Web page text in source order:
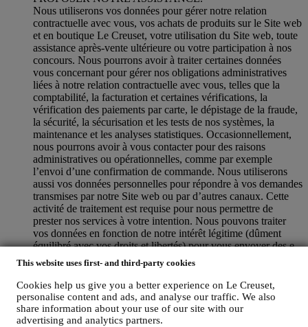
This website uses first- and third-party cookies
Cookies help us give you a better experience on Le Creuset,
personalise content and ads, and analyse our traffic. We also
share information about your use of our site with our
advertising and analytics partners.
Nous utiliserons vos données pour gérer notre relation
contractuelle avec vous, vos achats de produits sur le Site web
et en boutique Le Creuset, votre utilisation du Site web, toute
assistance après-vente ultérieure ou votre participation à nos
concours. Nous pourrons avoir à traiter certaines données
vous concernant pour gérer nos obligations administratives
liées à notre relation contractuelle avec vous, telles que la
comptabilité, la facturation et certaines vérifications, la
vérification des paiements par carte, le dépistage de la fraude,
la sécurité, la sécurisation et les tests de nos systèmes, la
maintenance et les analyses statistiques. Occasionnellement,
nous pourrons avoir à vous contacter pour des raisons
administratives ou opérationnelles, comme par exemple
l’envoi d’une confirmation de commande. Nous utiliserons
aussi vos données personnelles pour répondre à vos demandes
transmises par notre Site web ou par d’autres canaux. Cette
activité de traitement est requise pour nous permettre de
prester nos services à votre intention. Nous pouvons traiter
vos données en fonction de notre intérêt légitime (dûment
équilibré avec vos droits et libertés) pour vous envoyer des e-
mails de suivi dans le cas où vous auriez ajouté des articles
dans votre panier sans finaliser votre achat en ligne. Si vous
ne finalisez pas l'achat dans un certain délai, aucune autre
communication de suivi ne sera envoyée.
POUR VOUS INFORMER À PROPOS DES
NOUVELLES ET OFFRES CONCERNANT LES